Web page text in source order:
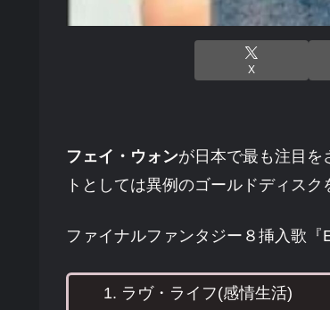
X
フェイ・ウォンが日本で最も注目を
トとしては異例のゴールドディスク
ファイナルファンタジー８挿入歌『
ラヴ・ライフ(感情生活)